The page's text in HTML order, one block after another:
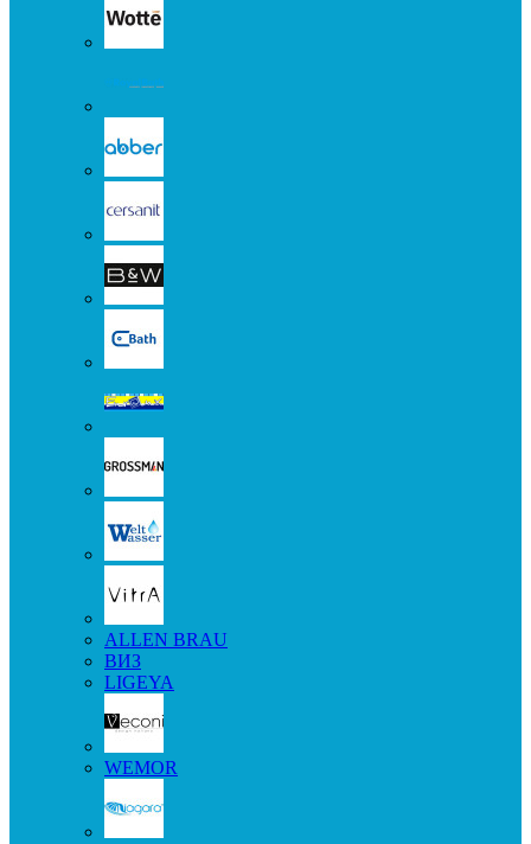
ALLEN BRAU
ВИЗ
LIGEYA
WEMOR